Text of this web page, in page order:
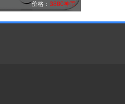
价格： 3880神币